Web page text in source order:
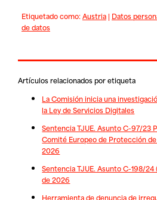
Etiquetado como:Austria| Datos
de datos
Artículos relacionados por etiqueta
La Comisión inicia una
la Ley de Servicios Digitales
Sentencia TJUE. Asunto C-97/23
Comité Europeo de Protección
2026
Sentencia TJUE. Asunto C-198/
de 2026
Herramienta de denuncia de